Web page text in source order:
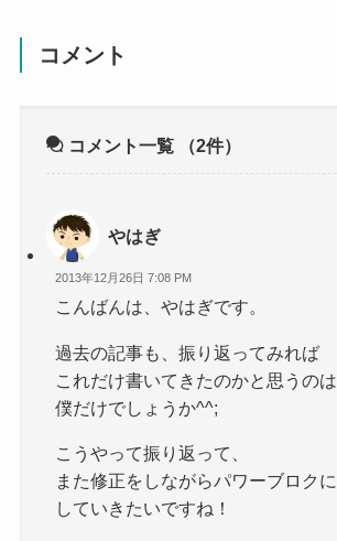
コメント
コメント一覧 （2件）
やはぎ
2013年12月26日 7:08 PM
こんばんは、やはぎです。
過去の記事も、振り返ってみれば
これだけ書いてきたのかと思うのは
僕だけでしょうか^^;
こうやって振り返って、
また修正をしながらパワーブロクに
していきたいですね！